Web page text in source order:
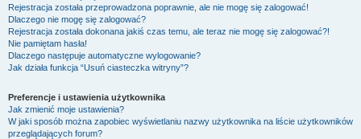
Rejestracja została przeprowadzona poprawnie, ale nie mogę się zalogować!
Dlaczego nie mogę się zalogować?
Rejestracja została dokonana jakiś czas temu, ale teraz nie mogę się zalogować?!
Nie pamiętam hasła!
Dlaczego następuje automatyczne wylogowanie?
Jak działa funkcja “Usuń ciasteczka witryny”?
Preferencje i ustawienia użytkownika
Jak zmienić moje ustawienia?
W jaki sposób można zapobiec wyświetlaniu nazwy użytkownika na liście użytkowników
przeglądających forum?